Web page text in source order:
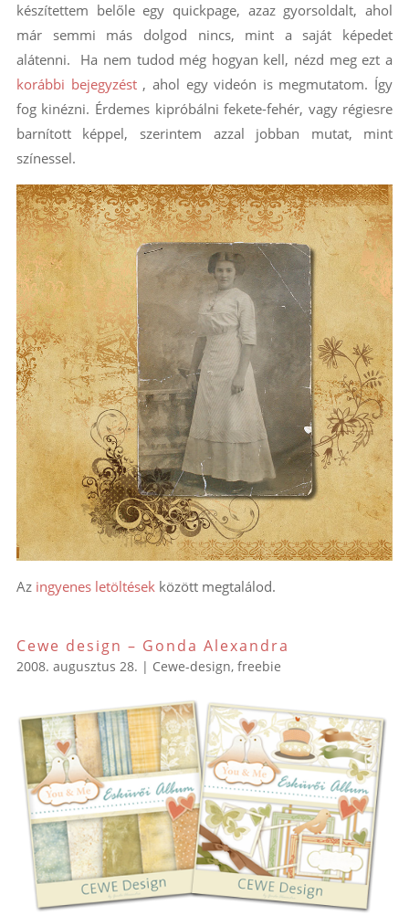
készítettem belőle egy quickpage, azaz gyorsoldalt, ahol
már semmi más dolgod nincs, mint a saját képedet
alátenni. Ha nem tudod még hogyan kell, nézd meg ezt a
korábbi bejegyzést, ahol egy videón is megmutatom. Így
fog kinézni. Érdemes kipróbálni fekete-fehér, vagy régiesre
barnított képpel, szerintem azzal jobban mutat, mint
színessel.
Az ingyenes letöltésekközött megtalálod.
Cewe design – Gonda Alexandra
2008. augusztus 28. | Cewe-design, freebie